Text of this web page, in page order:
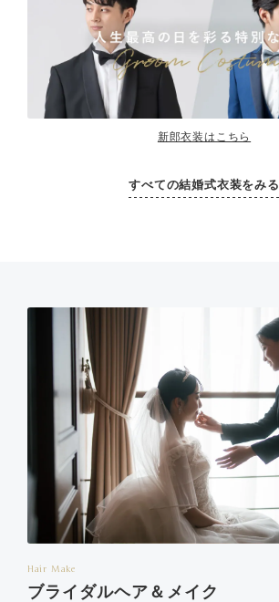
新郎衣装はこちら
すべての結婚式衣装をみる
Hair Make
ブライダルヘア＆メイク